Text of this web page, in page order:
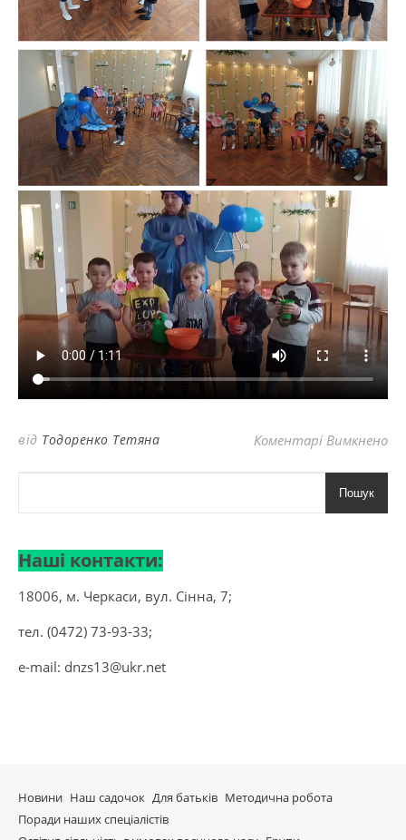
від Тодоренко Тетяна Коментарі Вимкненодо
Пошук
Наші контакти:
18006, м. Черкаси, вул. Сінна, 7;
тел. (0472) 73-93-33;
e-mail: dnzs13@ukr.net
Новини Наш садочок Для батьків Методична робота
Поради наших спеціалістів